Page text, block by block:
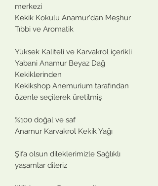
merkezi
Kekik Kokulu Anamur'dan Meşhur
Tıbbi ve Aromatik
Yüksek Kaliteli ve Karvakrol içerikli
Yabani Anamur Beyaz Dağ
Kekiklerinden
Kekikshop Anemurium tarafından
özenle seçilerek üretilmiş
%100 doğal ve saf
Anamur Karvakrol Kekik Yağı
Şifa olsun dileklerimizle Sağlıklı
yaşamlar dileriz